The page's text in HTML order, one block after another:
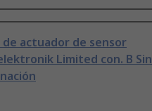
de actuador de sensor
Limited con. B Sin